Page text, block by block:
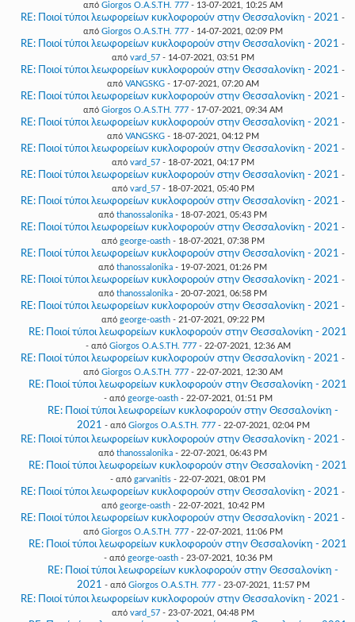
από Giorgos O.A.S.TH. 777- 13-07-2021, 10:25 AM
RE: Ποιοί τύποι λεωφορείων κυκλοφορούν στην Θεσσαλονίκη - 2021 -
από Giorgos O.A.S.TH. 777- 14-07-2021, 02:09 PM
RE: Ποιοί τύποι λεωφορείων κυκλοφορούν στην Θεσσαλονίκη - 2021 -
από vard_57- 14-07-2021, 03:51 PM
RE: Ποιοί τύποι λεωφορείων κυκλοφορούν στην Θεσσαλονίκη - 2021 -
από VANGSKG- 17-07-2021, 07:20 AM
RE: Ποιοί τύποι λεωφορείων κυκλοφορούν στην Θεσσαλονίκη - 2021 -
από Giorgos O.A.S.TH. 777- 17-07-2021, 09:34 AM
RE: Ποιοί τύποι λεωφορείων κυκλοφορούν στην Θεσσαλονίκη - 2021 -
από VANGSKG- 18-07-2021, 04:12 PM
RE: Ποιοί τύποι λεωφορείων κυκλοφορούν στην Θεσσαλονίκη - 2021 -
από vard_57- 18-07-2021, 04:17 PM
RE: Ποιοί τύποι λεωφορείων κυκλοφορούν στην Θεσσαλονίκη - 2021 -
από vard_57- 18-07-2021, 05:40 PM
RE: Ποιοί τύποι λεωφορείων κυκλοφορούν στην Θεσσαλονίκη - 2021 -
από thanossalonika - 18-07-2021, 05:43 PM
RE: Ποιοί τύποι λεωφορείων κυκλοφορούν στην Θεσσαλονίκη - 2021 -
από george-oasth- 18-07-2021, 07:38 PM
RE: Ποιοί τύποι λεωφορείων κυκλοφορούν στην Θεσσαλονίκη - 2021 -
από thanossalonika - 19-07-2021, 01:26 PM
RE: Ποιοί τύποι λεωφορείων κυκλοφορούν στην Θεσσαλονίκη - 2021 -
από thanossalonika - 20-07-2021, 06:58 PM
RE: Ποιοί τύποι λεωφορείων κυκλοφορούν στην Θεσσαλονίκη - 2021 -
από george-oasth- 21-07-2021, 09:22 PM
RE: Ποιοί τύποι λεωφορείων κυκλοφορούν στην Θεσσαλονίκη - 2021
- από Giorgos O.A.S.TH. 777- 22-07-2021, 12:36 AM
RE: Ποιοί τύποι λεωφορείων κυκλοφορούν στην Θεσσαλονίκη - 2021 -
από Giorgos O.A.S.TH. 777- 22-07-2021, 12:30 AM
RE: Ποιοί τύποι λεωφορείων κυκλοφορούν στην Θεσσαλονίκη - 2021
- από george-oasth- 22-07-2021, 01:51 PM
RE: Ποιοί τύποι λεωφορείων κυκλοφορούν στην Θεσσαλονίκη -
2021 - από Giorgos O.A.S.TH. 777- 22-07-2021, 02:04 PM
RE: Ποιοί τύποι λεωφορείων κυκλοφορούν στην Θεσσαλονίκη - 2021 -
από thanossalonika - 22-07-2021, 06:43 PM
RE: Ποιοί τύποι λεωφορείων κυκλοφορούν στην Θεσσαλονίκη - 2021
- από garvanitis - 22-07-2021, 08:01 PM
RE: Ποιοί τύποι λεωφορείων κυκλοφορούν στην Θεσσαλονίκη - 2021 -
από george-oasth- 22-07-2021, 10:42 PM
RE: Ποιοί τύποι λεωφορείων κυκλοφορούν στην Θεσσαλονίκη - 2021 -
από Giorgos O.A.S.TH. 777- 22-07-2021, 11:06 PM
RE: Ποιοί τύποι λεωφορείων κυκλοφορούν στην Θεσσαλονίκη - 2021
- από george-oasth- 23-07-2021, 10:36 PM
RE: Ποιοί τύποι λεωφορείων κυκλοφορούν στην Θεσσαλονίκη -
2021 - από Giorgos O.A.S.TH. 777- 23-07-2021, 11:57 PM
RE: Ποιοί τύποι λεωφορείων κυκλοφορούν στην Θεσσαλονίκη - 2021 -
από vard_57- 23-07-2021, 04:48 PM